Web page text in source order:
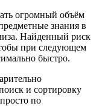
огромный объём
знания в
Найденный риск
при следующем
быстро.
и сортировку
по